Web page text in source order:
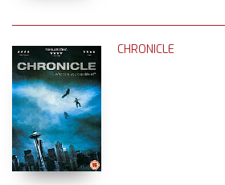
CHRONICLE